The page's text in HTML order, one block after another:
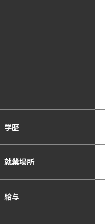
学歴
就業場所
給与